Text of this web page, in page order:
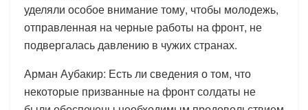
уделяли особое внимание тому, чтобы молодежь,
отправленная на черные работы на фронт, не
подвергалась давлению в чужих странах.
Арман Аубакир: Есть ли сведения о том, что
некоторые призванные на фронт солдаты не